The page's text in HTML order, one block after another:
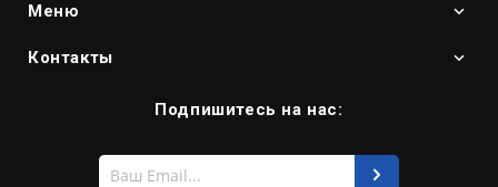
Меню
Контакты
Подпишитесь на нас:
Введите